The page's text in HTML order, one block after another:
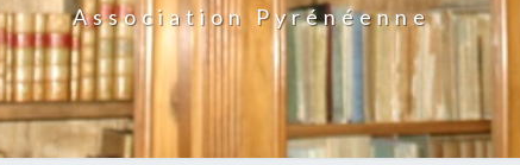
Association Pyrénéenne